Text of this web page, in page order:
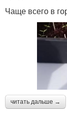
Чаще всего в
читать дальше →